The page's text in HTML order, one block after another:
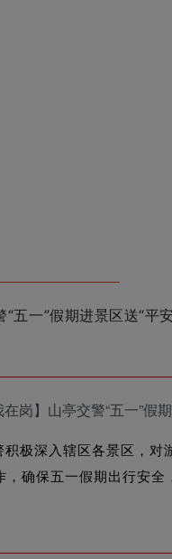
极深入辖区各景区，对
确保五一假期出行安全